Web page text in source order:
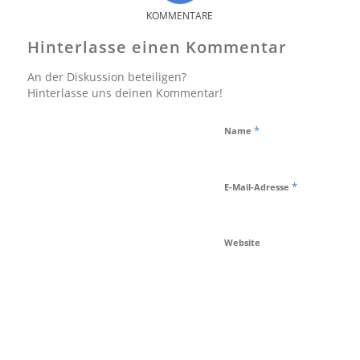
KOMMENTARE
Hinterlasse einen Kommentar
An der Diskussion beteiligen?
Hinterlasse uns deinen Kommentar!
Name *
E-Mail-Adresse *
Website